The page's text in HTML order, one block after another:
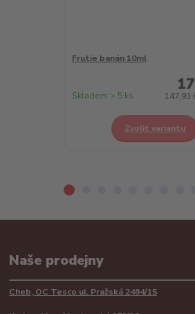
Frutie banán 10ml
147,93
Skladem > 5 ks
Zvolit variantu
Naše prodejny
Cheb, OC Tesco ul. Pražská 2494/15